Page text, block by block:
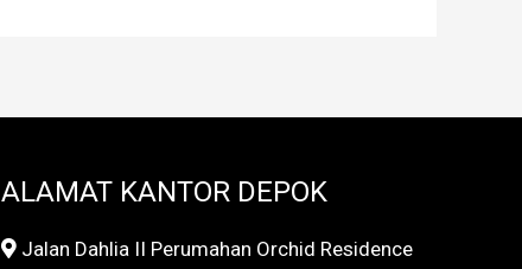
ALAMAT KANTOR DEPOK
Jalan Dahlia II Perumahan Orchid Residence